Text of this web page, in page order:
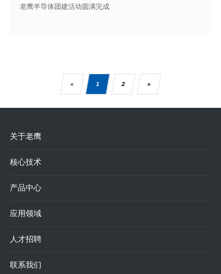
老鹰半导体团建活动圆满完成
« 1 2 »
关于老鹰
核心技术
产品中心
应用领域
人才招聘
联系我们